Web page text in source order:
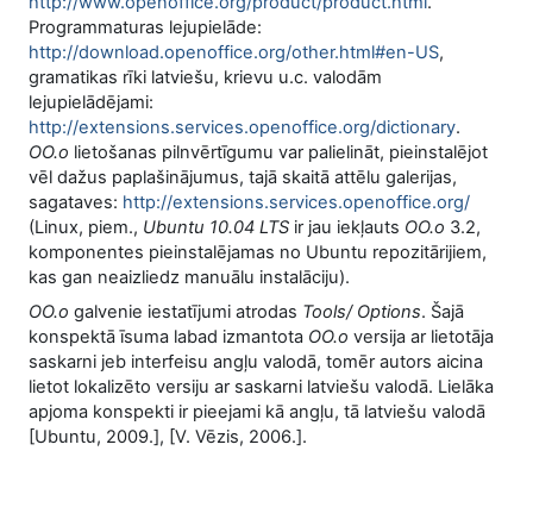
Programmaturas lejupielāde:
http://download.openoffice.org/other.html#en-US,
gramatikas rīki latviešu, krievu u.c. valodām
lejupielādējami:
http://extensions.services.openoffice.org/dictionary.
OO.o lietošanas pilnvērtīgumu var palielināt, pieinstalējot
vēl dažus paplašinājumus, tajā skaitā attēlu galerijas,
sagataves: http://extensions.services.openoffice.org/
(Linux, piem., Ubuntu 10.04 LTS ir jau iekļauts OO.o 3.2,
komponentes pieinstalējamas no Ubuntu repozitārijiem,
kas gan neaizliedz manuālu instalāciju).
OO.o galvenie iestatījumi atrodas Tools/ Options. Šajā
konspektā īsuma labad izmantota OO.o versija ar lietotāja
saskarni jeb interfeisu angļu valodā, tomēr autors aicina
lietot lokalizēto versiju ar saskarni latviešu valodā. Lielāka
apjoma konspekti ir pieejami kā angļu, tā latviešu valodā
[Ubuntu, 2009.], [V. Vēzis, 2006.].